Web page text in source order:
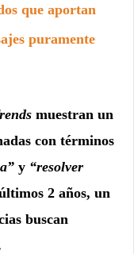
que aportan
puramente
muestran un
con términos
y “resolver
2 años, un
buscan